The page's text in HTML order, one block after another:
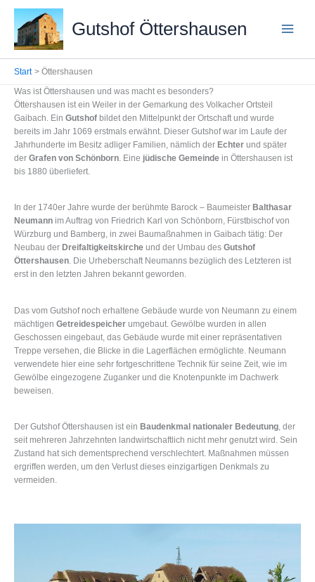
springen
Gutshof Öttershausen
Start
Öttershausen
Was ist Öttershausen und was macht es besonders?
Öttershausen ist ein Weiler in der Gemarkung des Volkacher Ortsteil
Gaibach. Ein Gutshof bildet den Mittelpunkt der Ortschaft und wurde
bereits im Jahr 1069 erstmals erwähnt. Dieser Gutshof war im Laufe der
Jahrhunderte im Besitz adliger Familien, nämlich der Echter und später
der Grafen von Schönborn. Eine jüdische Gemeinde in Öttershausen ist
bis 1880 überliefert.
In der 1740er Jahre wurde der berühmte Barock – Baumeister Balthasar
Neumann im Auftrag von Friedrich Karl von Schönborn, Fürstbischof von
Würzburg und Bamberg, in zwei Baumaßnahmen in Gaibach tätig: Der
Neubau der Dreifaltigkeitskirche und der Umbau des Gutshof
Öttershausen. Die Urheberschaft Neumanns bezüglich des Letzteren ist
erst in den letzten Jahren bekannt geworden.
Das vom Gutshof noch erhaltene Gebäude wurde von Neumann zu einem
mächtigen Getreidespeicher umgebaut. Gewölbe wurden in allen
Geschossen eingebaut, das Gebäude wurde mit einer repräsentativen
Treppe versehen, die Blicke in die Lagerflächen ermöglichte. Neumann
verwendete hier eine sehr fortgeschrittene Technik für seine Zeit, wie im
Gewölbe eingezogene Zuganker und die Knotenpunkte im Dachwerk
beweisen.
Der Gutshof Öttershausen ist ein Baudenkmal nationaler Bedeutung, der
seit mehreren Jahrzehnten landwirtschaftlich nicht mehr genutzt wird. Sein
Zustand hat sich dementsprechend verschlechtert. Maßnahmen müssen
ergriffen werden, um den Verlust dieses einzigartigen Denkmals zu
vermeiden.